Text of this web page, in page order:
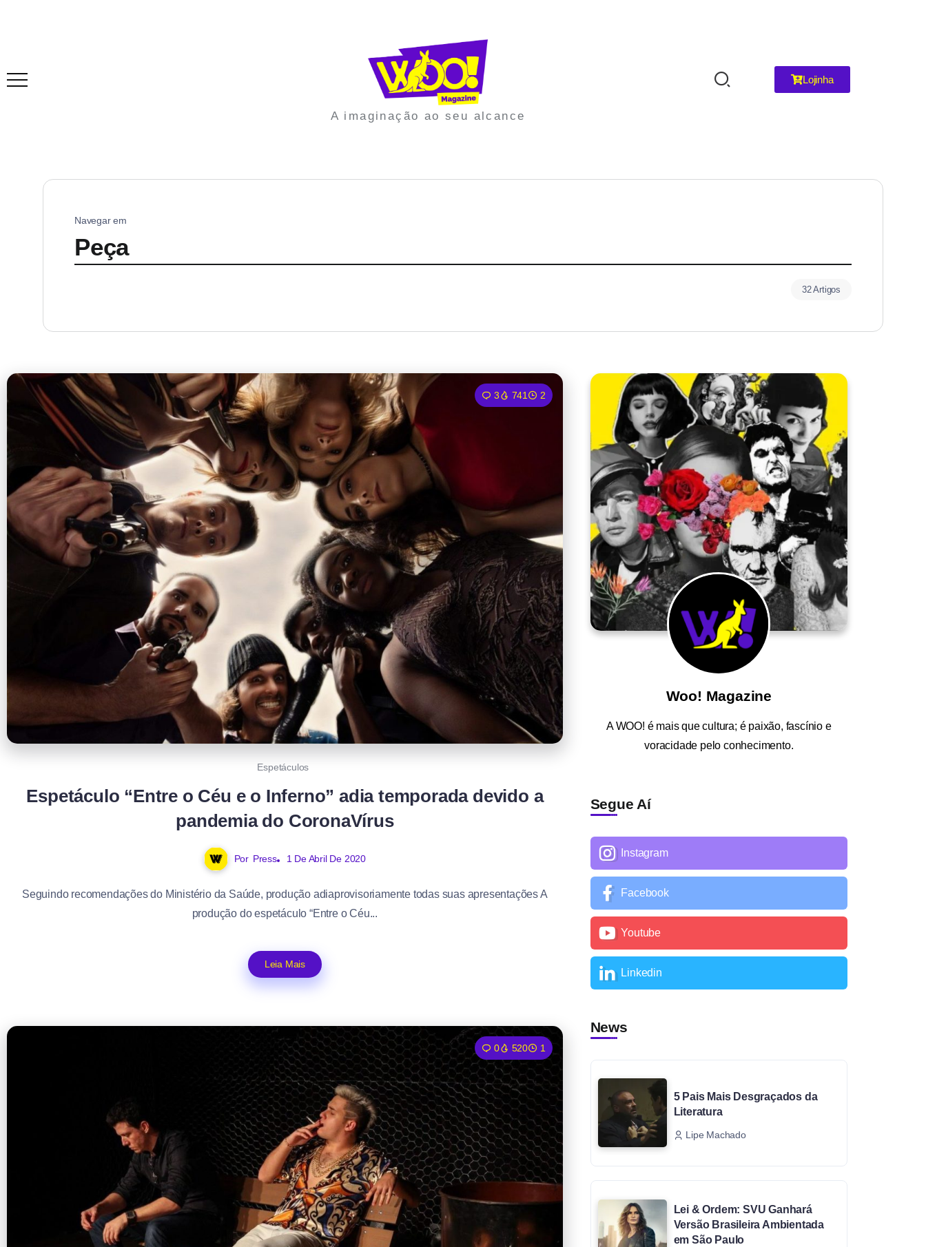
A imaginação ao seu alcance
Lojinha
Navegar em
Peça
32 Artigos
3 741 2
Espetáculos
Espetáculo “Entre o Céu e o Inferno” adia temporada devido a
pandemia do CoronaVírus
Por Press 1 De Abril De 2020
Seguindo recomendações do Ministério da Saúde, produção adiaprovisoriamente todas suas apresentações A
produção do espetáculo “Entre o Céu...
Leia Mais
0 520 1
Woo! Magazine
AWOO! é mais que cultura; é paixão, fascínio e
voracidade pelo conhecimento.
Segue Aí
Instagram
Facebook
Youtube
Linkedin
News
5 Pais Mais Desgraçados da
Literatura
Lipe Machado
Lei & Ordem: SVU Ganhará
Versão Brasileira Ambientada
em São Paulo